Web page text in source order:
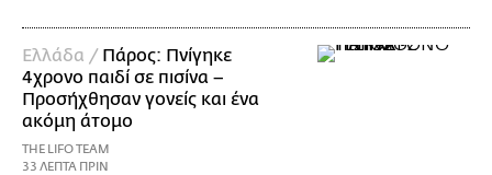
Ελλάδα / Πάρος: Πνίγηκε
4χρονο παιδί σε πισίνα –
Προσήχθησαν γονείς και ένα
ακόμη άτομο
THE LIFO TEAM
33 ΛΕΠΤΑ ΠΡΙΝ